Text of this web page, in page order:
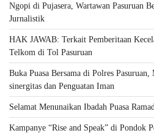
Ngopi di Pujasera, Wartawan Pasuruan
Jurnalistik
HAK JAWAB: Terkait Pemberitaan
Telkom di Tol Pasuruan
Buka Puasa Bersama di Polres
sinergitas dan Penguatan Iman
Selamat Menunaikan Ibadah Puasa
Kampanye “Rise and Speak” di Pondok